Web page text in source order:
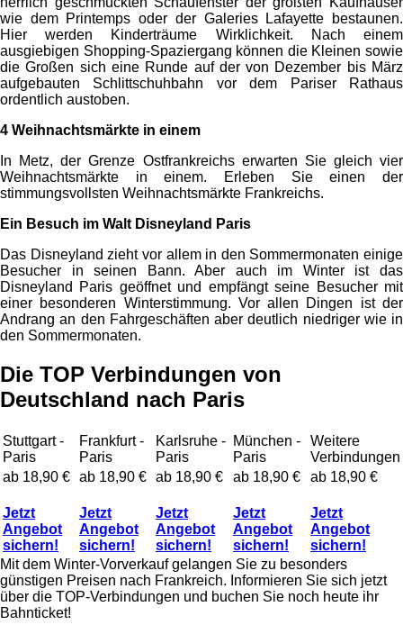
wie dem Printemps oder der Galeries Lafayette bestaunen.
Hier werden Kinderträume Wirklichkeit. Nach einem
ausgiebigen Shopping-Spaziergang können die Kleinen sowie
die Großen sich eine Runde auf der von Dezember bis März
aufgebauten Schlittschuhbahn vor dem Pariser Rathaus
ordentlich austoben.
4 Weihnachtsmärkte in einem
In Metz, der Grenze Ostfrankreichs erwarten Sie gleich vier
Weihnachtsmärkte in einem. Erleben Sie einen der
stimmungsvollsten Weihnachtsmärkte Frankreichs.
Ein Besuch im Walt Disneyland Paris
Das Disneyland zieht vor allem in den Sommermonaten einige
Besucher in seinen Bann. Aber auch im Winter ist das
Disneyland Paris geöffnet und empfängt seine Besucher mit
einer besonderen Winterstimmung. Vor allen Dingen ist der
Andrang an den Fahrgeschäften aber deutlich niedriger wie in
den Sommermonaten.
Die TOP Verbindungen von
Deutschland nach Paris
Stuttgart -
Paris
Frankfurt -
Paris
Karlsruhe -
Paris
München -
Paris
Weitere
Verbindungen
ab 18,90 € ab 18,90 € ab 18,90 € ab 18,90 € ab 18,90 €
Jetzt
Angebot
sichern!
Jetzt
Angebot
sichern!
Jetzt
Angebot
sichern!
Jetzt
Angebot
sichern!
Jetzt
Angebot
sichern!
Mit dem Winter-Vorverkauf gelangen Sie zu besonders
günstigen Preisen nach Frankreich. Informieren Sie sich jetzt
über die TOP-Verbindungen und buchen Sie noch heute ihr
Bahnticket!